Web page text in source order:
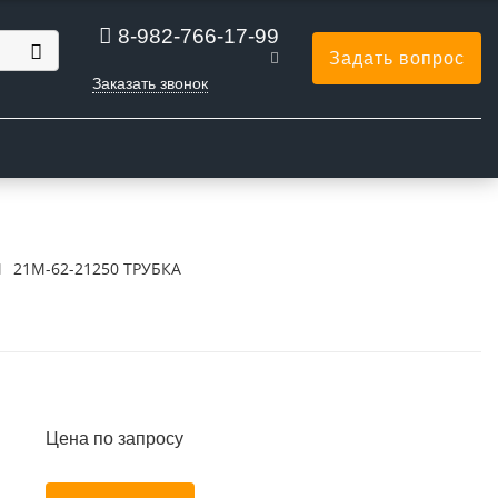
8-982-766-17-99
Заказать звонок
Задать вопрос
21M-62-21250 ТРУБКА
Цена по запросу